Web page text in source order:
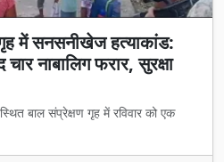
में सनसनीखेज हत्याकांड:
नाबालिग फरार, सुरक्षा
बाल संप्रेक्षण गृह में रविवार को एक